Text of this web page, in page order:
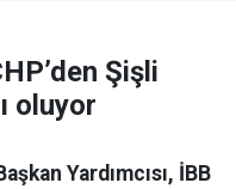
Şişli
oluyor
Yardımcısı, İBB